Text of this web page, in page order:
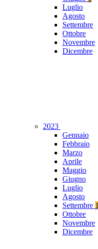
Luglio
Agosto
Settembre
Ottobre
Novembre
Dicembre
2023
Gennaio
Febbraio
Marzo
Aprile
Maggio
Giugno
Luglio
Agosto
Settembre 1
Ottobre
Novembre
Dicembre